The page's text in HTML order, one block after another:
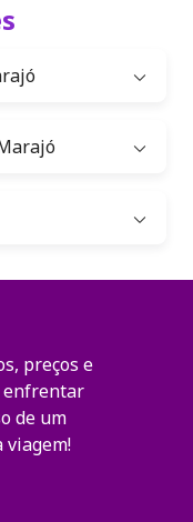
preços e
enfrentar
de um